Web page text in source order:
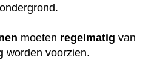
moeten regelmatig van
worden voorzien.